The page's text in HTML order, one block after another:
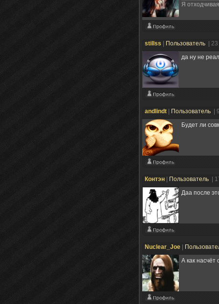
Я
stillss Пользователь
|
да ну не
andlindt Пользователь
|
Будет ли
Контэн Пользователь
|
Даа после
Nuclear_Joe
А как